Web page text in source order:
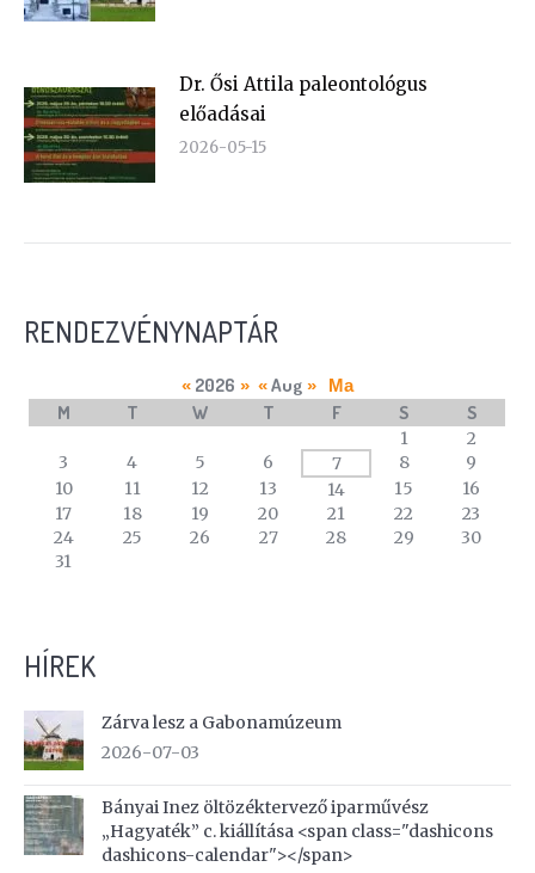
Dr. Ősi Attila paleontológus
előadásai
2026-05-15
RENDEZVÉNYNAPTÁR
calendar
events
« 2026 » « Aug » Ma
M T W T F S S
1
2
3
4 5 6 7 8
9
10
11 12 13 14 15
16
17
18 19 20 21 22
23
24
25 26 27 28 29
30
31
HÍREK
Zárva lesz a Gabonamúzeum
2026-07-03
Bányai Inez öltözéktervező iparművész
„Hagyaték” c. kiállítása <span class="dashicons
dashicons-calendar"></span>